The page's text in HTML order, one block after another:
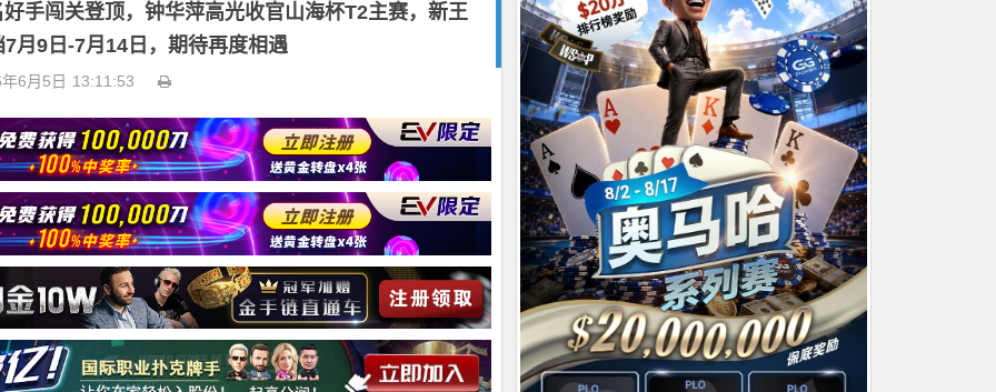
手闯关登顶，钟华萍高光收官山海杯T2主赛，新王
月9日-7月14日，期待再度相遇
6月5日 13:11:53